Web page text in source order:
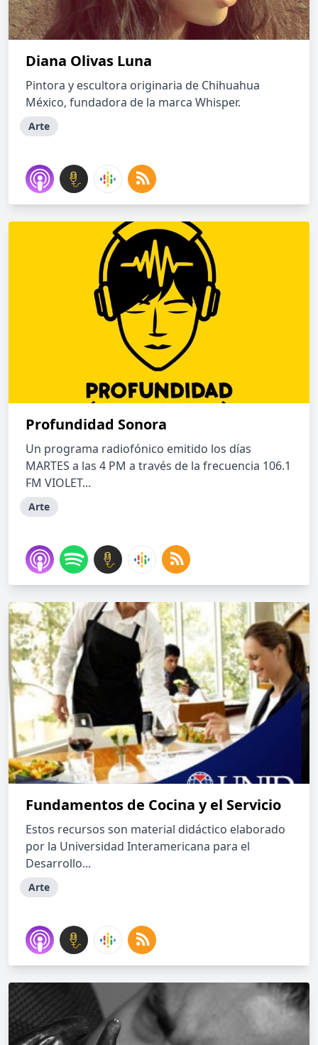
Diana Olivas Luna
Pintora y escultora originaria de Chihuahua
México, fundadora de la marca Whisper.
Arte
Profundidad Sonora
Un programa radiofónico emitido los días
MARTES a las 4 PM a través de la frecuencia 106.1
FM VIOLET...
Arte
Fundamentos de Cocina y el Servicio
Estos recursos son material didáctico elaborado
por la Universidad Interamericana para el
Desarrollo...
Arte